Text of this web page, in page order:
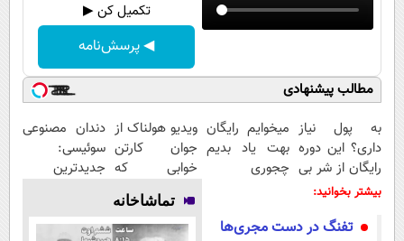
تکمیل کن ▶
◀ پرسش‌نامه
مطالب پیشنهادی
به پول نیاز
داری؟ این دوره
رایگان از شر بی
پولی خلاصت
میخوایم رایگان
بهت یاد بدیم
چجوری
مجانیه
ویدیو هولناک از
جوان کارتن
خوابی که
میلیاردر شد.
آموزش رایگان
دندان مصنوعی
سوئیسی:
جدیدترین
پرداخت قسطی
بیشتر بخوانید:
تفنگ در دست مجری‌ها
تماشاخانه